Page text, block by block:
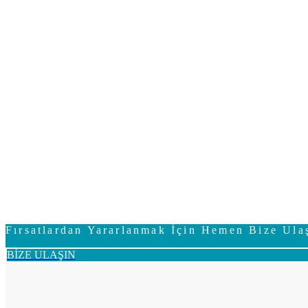
Fırsatlardan Yararlanmak İçin Hemen Bize
BİZE ULAŞIN